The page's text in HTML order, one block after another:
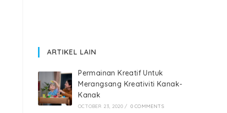
ARTIKEL LAIN
Permainan Kreatif Untuk
Merangsang Kreativiti Kanak-
Kanak
OCTOBER 23, 2020 / 0 COMMENTS